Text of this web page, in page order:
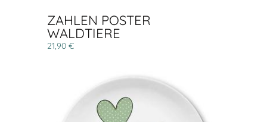
ZAHLEN POSTER
WALDTIERE
21,90 €